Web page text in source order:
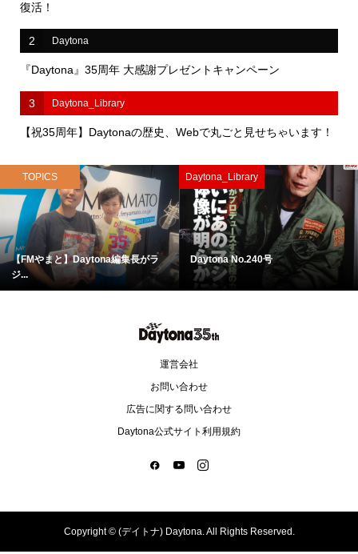
復活！
2 Daytona
『Daytona』35周年 大感謝プレゼントキャンペーン
3 Daytona_Library
【祝35周年】Daytonaの歴史、Webで丸ごと見せちゃいます！
TOPICS
【FMやまと】Daytona編集長がラ
ジ...
Daytona_Library
Daytona No.240号
運営会社
お問い合わせ
広告に関する問い合わせ
Daytona公式サイト利用規約
Copyright ©(デイトナ) Daytona. All Rights Reserved.